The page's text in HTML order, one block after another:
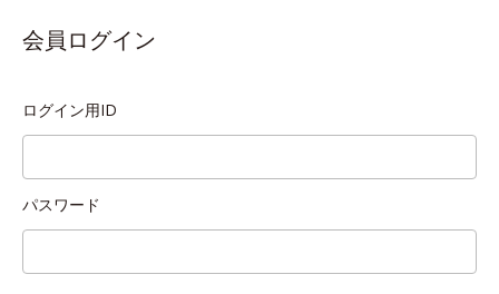
会員ログイン
ログイン用ID
パスワード